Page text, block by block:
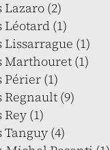
(2)
Léotard (1)
Lissarrague (1)
Marthouret (1)
Périer (1)
Regnault (9)
(1)
(4)